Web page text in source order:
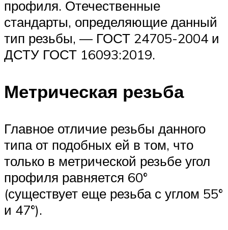
профиля. Отечественные
стандарты, определяющие данный
тип резьбы, — ГОСТ 24705-2004 и
ДСТУ ГОСТ 16093:2019.
Метрическая резьба
Главное отличие резьбы данного
типа от подобных ей в том, что
только в метрической резьбе угол
профиля равняется 60°
(существует еще резьба с углом 55°
и 47°).